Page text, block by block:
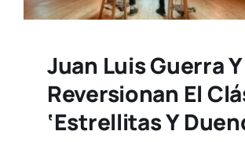
Juan Luis Guerra
Reversionan El
‘Estrellitas Y